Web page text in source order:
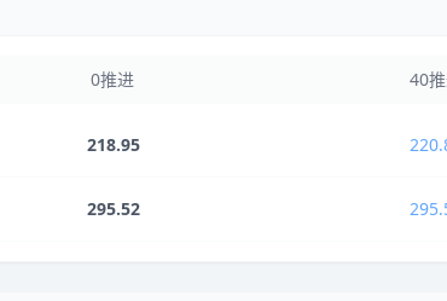
0推进 40
218.95
295.52